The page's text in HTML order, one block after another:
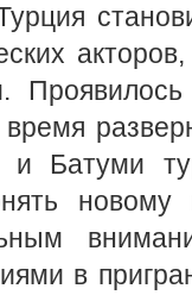
время
и Батуми
новому
в